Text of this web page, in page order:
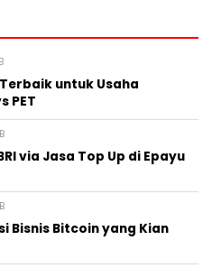
untuk Usaha
PET
via Jasa Top Up di Epayu
Bisnis Bitcoin yang Kian